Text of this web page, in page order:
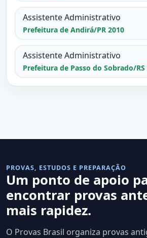
Assistente Administrativo
Prefeitura de Andirá/PR 2010
Assistente Administrativo
Prefeitura de Passo do Sobrado/RS
PROVAS, ESTUDOS E PREPARAÇÃO
Um ponto de apoio
encontrar provas
mais rapidez.
O Provas Brasil organiza provas